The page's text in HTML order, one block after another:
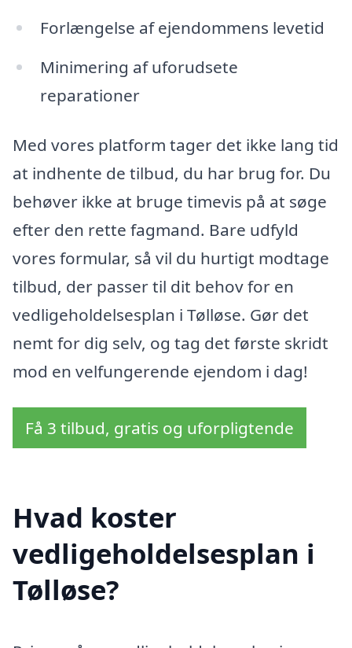
Forlængelse af ejendommens levetid
Minimering af uforudsete
reparationer
Med vores platform tager det ikke lang tid
at indhente de tilbud, du har brug for. Du
behøver ikke at bruge timevis på at søge
efter den rette fagmand. Bare udfyld
vores formular, så vil du hurtigt modtage
tilbud, der passer til dit behov for en
vedligeholdelsesplan i Tølløse. Gør det
nemt for dig selv, og tag det første skridt
mod en velfungerende ejendom i dag!
Få 3 tilbud, gratis og uforpligtende
Hvad koster
vedligeholdelsesplan i
Tølløse?